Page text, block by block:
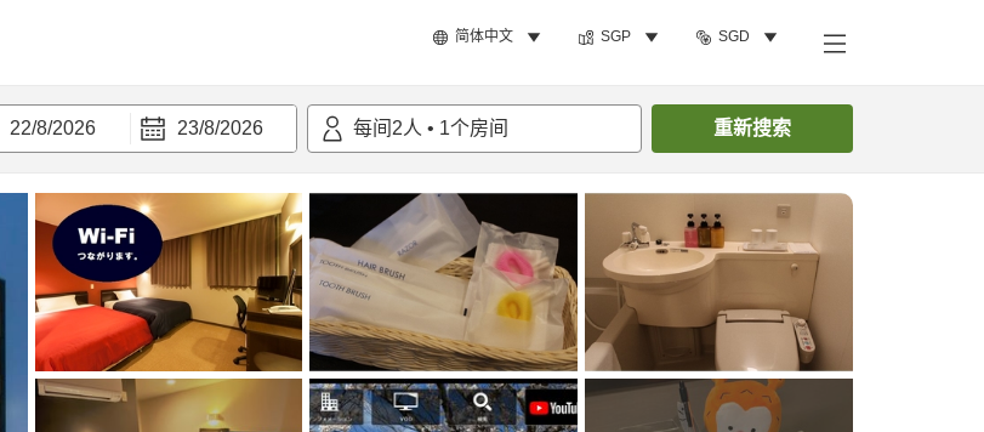
简体中文 SGP SGD
22/8/2026 23/8/2026 每间 2人 • 1个房间 重新搜索
搜索客房